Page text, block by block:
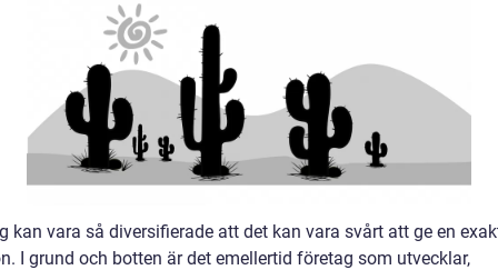
kan vara så diversifierade att det kan vara svårt att ge en
I grund och botten är det emellertid företag som utvecklar,